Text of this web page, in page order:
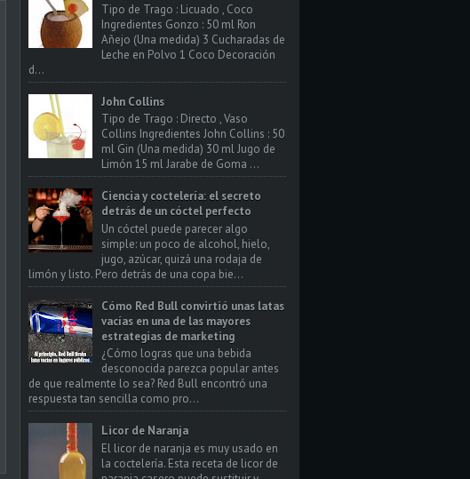
Tipo de Trago : Licuado , Coco
Ingredientes Gonzo : 50 ml Ron
Añejo (Una medida) 3 Cucharadas de
Leche en Polvo 1 Coco Decoración
d...
John Collins
Tipo de Trago : Directo , Vaso
Collins Ingredientes John Collins : 50
ml Gin (Una medida) 30 ml Jugo de
Limón 15 ml Jarabe de Goma ...
Ciencia y coctelería: el secreto
detrás de un cóctel perfecto
Un cóctel puede parecer algo
simple: un poco de alcohol, hielo,
jugo, azúcar, quizá una rodaja de
limón y listo. Pero detrás de una copa bie...
Cómo Red Bull convirtió unas latas
vacías en una de las mayores
estrategias de marketing
¿Cómo logras que una bebida
desconocida parezca popular antes
de que realmente lo sea? Red Bull encontró una
respuesta tan sencilla como pro...
Licor de Naranja
El licor de naranja es muy usado en
la coctelería. Esta receta de licor de